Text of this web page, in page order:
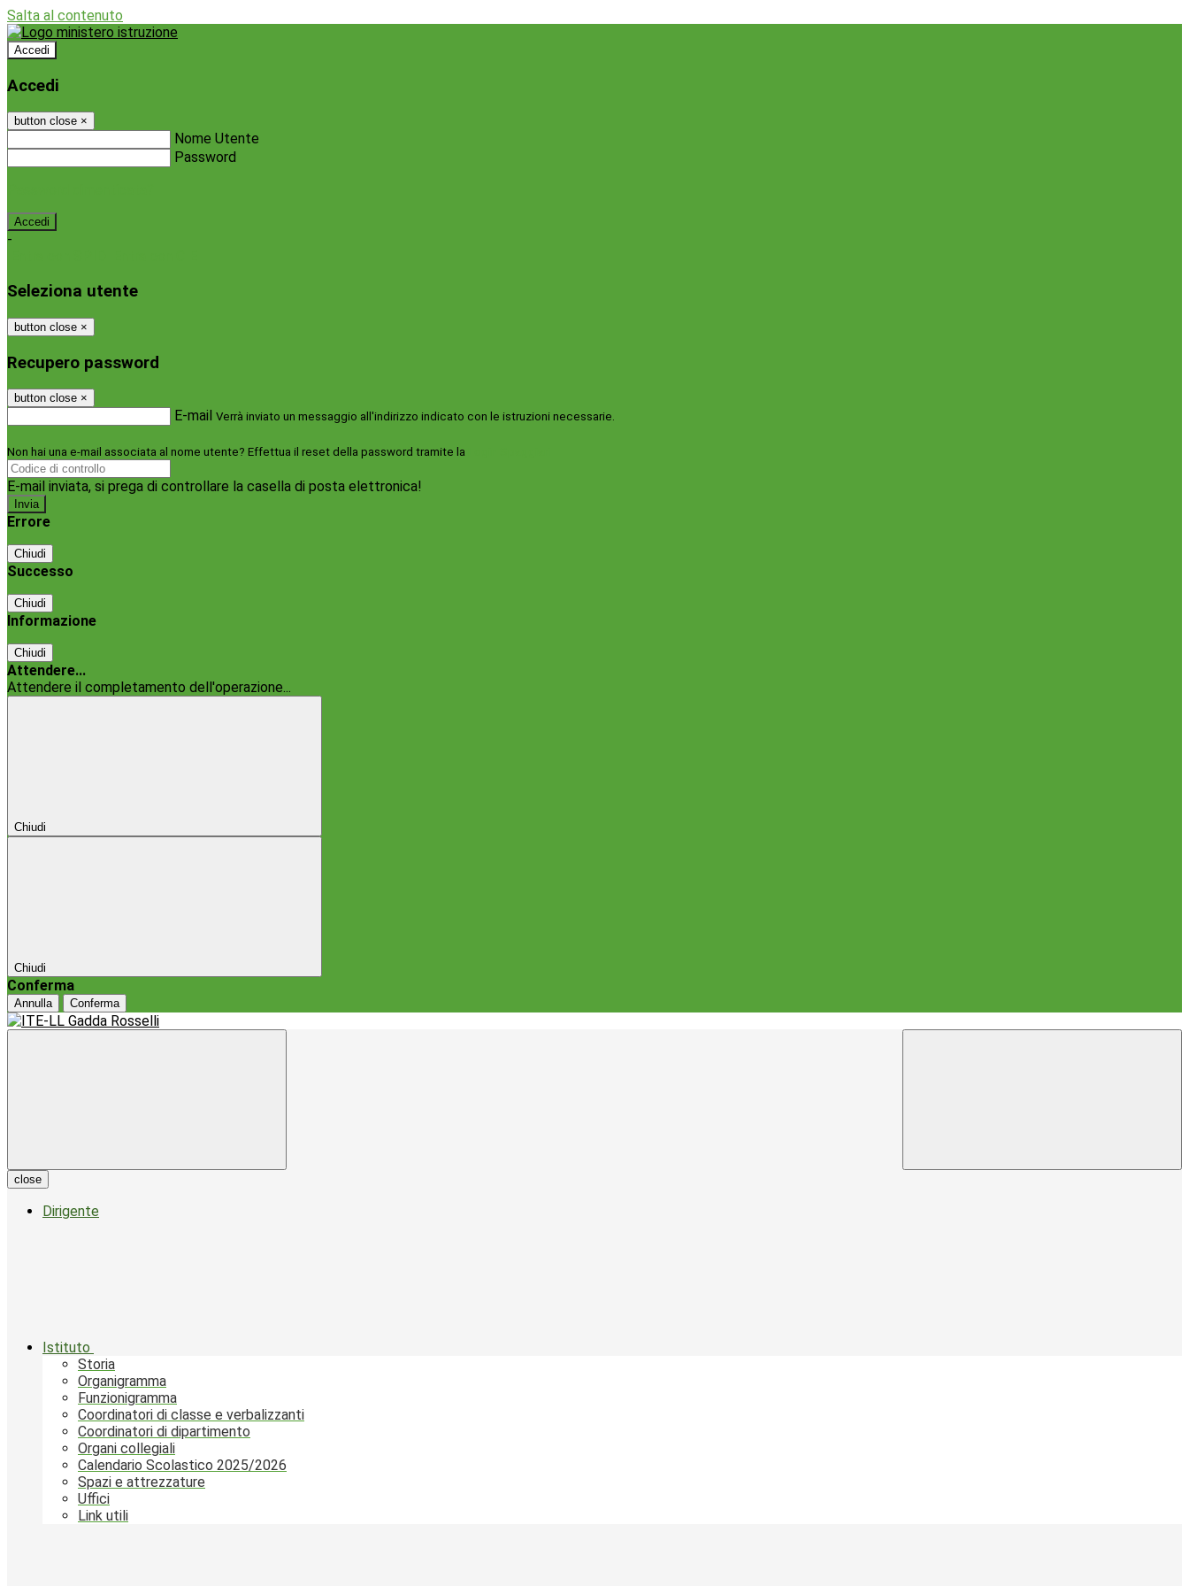
Salta al contenuto
Accedi
Accedi
button close ×
Nome Utente
Password
-
Seleziona utente
button close ×
Recupero password
button close ×
E-mail Verrà inviato un messaggio all'indirizzo indicato con le istruzioni necessarie.
Non hai una e-mail associata al nome utente? Effettua il reset della password tramite la
E-mail inviata, si prega di controllare la casella di posta elettronica!
Errore
Chiudi
Successo
Chiudi
Informazione
Chiudi
Attendere...
Attendere il completamento dell'operazione...
Chiudi
Chiudi
Conferma
Annulla Conferma
close
Dirigente
Istituto
Storia
Organigramma
Funzionigramma
Coordinatori di classe e verbalizzanti
Coordinatori di dipartimento
Organi collegiali
Calendario Scolastico 2025/2026
Spazi e attrezzature
Uffici
Link utili